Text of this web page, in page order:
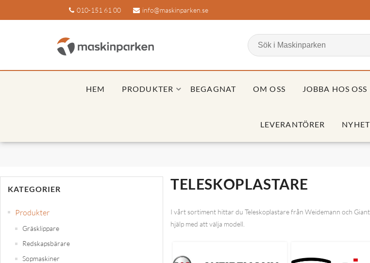
010-151 61 00 info@maskinparken.se
HEM PRODUKTER BEGAGNAT OM OSS JOBBA HOS OSS
LEVERANTÖRER
KATEGORIER
Produkter
Gräsklippare
Redskapsbärare
Sopmaskiner
TELESKOPLASTARE
I vårt sortiment hittar du Teleskoplastare från Weidemann och
hjälp med att välja modell.